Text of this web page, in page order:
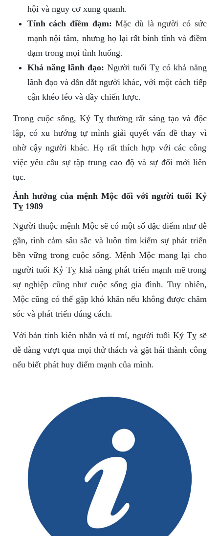
hội và nguy cơ xung quanh.
Tính cách điềm đạm: Mặc dù là người có sức
mạnh nội tâm, nhưng họ lại rất bình tĩnh và điềm
đạm trong mọi tình huống.
Khả năng lãnh đạo: Người tuổi Tỵ có khả năng
lãnh đạo và dẫn dắt người khác, với một cách tiếp
cận khéo léo và đầy chiến lược.
Trong cuộc sống, Kỷ Tỵ thường rất sáng tạo và độc
lập, có xu hướng tự mình giải quyết vấn đề thay vì
nhờ cậy người khác. Họ rất thích hợp với các công
việc yêu cầu sự tập trung cao độ và sự đổi mới liên
tục.
Ảnh hưởng của mệnh Mộc đối với người tuổi Kỷ
Tỵ 1989
Người thuộc mệnh Mộc sẽ có một số đặc điểm như dễ
gần, tình cảm sâu sắc và luôn tìm kiếm sự phát triển
bền vững trong cuộc sống. Mệnh Mộc mang lại cho
người tuổi Kỷ Tỵ khả năng phát triển mạnh mẽ trong
sự nghiệp cũng như cuộc sống gia đình. Tuy nhiên,
Mộc cũng có thể gặp khó khăn nếu không được chăm
sóc và phát triển đúng cách.
Với bản tính kiên nhẫn và tỉ mỉ, người tuổi Kỷ Tỵ sẽ
dễ dàng vượt qua mọi thử thách và gặt hái thành công
nếu biết phát huy điểm mạnh của mình.